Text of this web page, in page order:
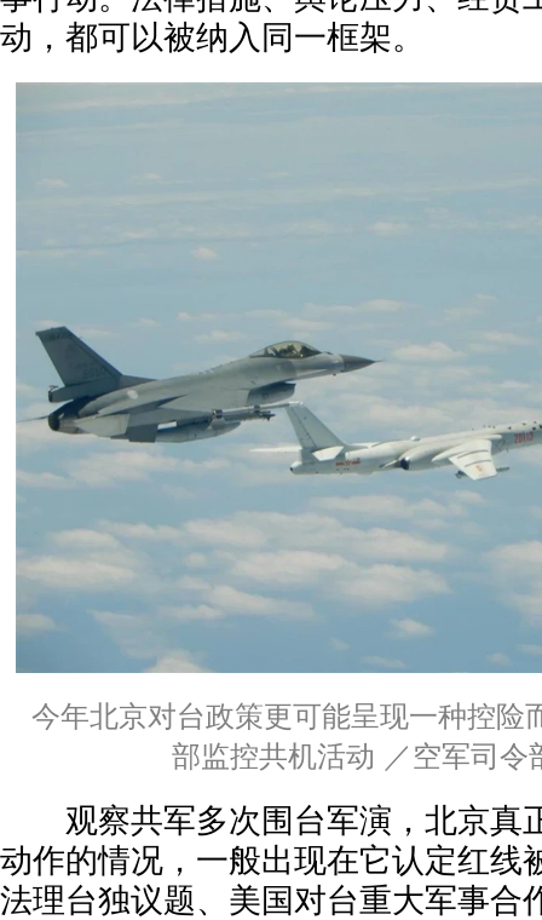
动，都可以被纳入同一框架。
今年北京对台政策更可能呈现一种控险
部监控共机活动 ／空军司令
观察共军多次围台军演，北京真
动作的情况，一般出现在它认定红线
法理台独议题、美国对台重大军事合